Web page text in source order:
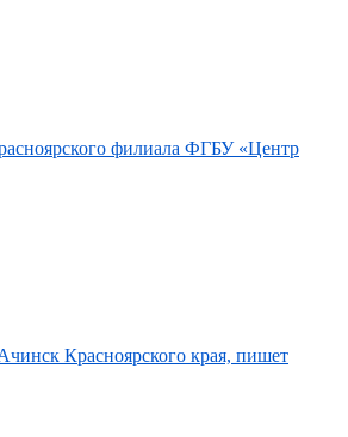
филиала ФГБУ «Центр
Красноярского края, пишет